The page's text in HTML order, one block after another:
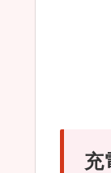
充